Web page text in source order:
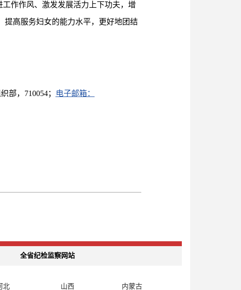
作作风、激发发展活力上下功夫，增
提高服务妇女的能力水平，更好地团结
部，710054； 电子邮箱：
全省纪检监察网站
北 山西 内蒙古